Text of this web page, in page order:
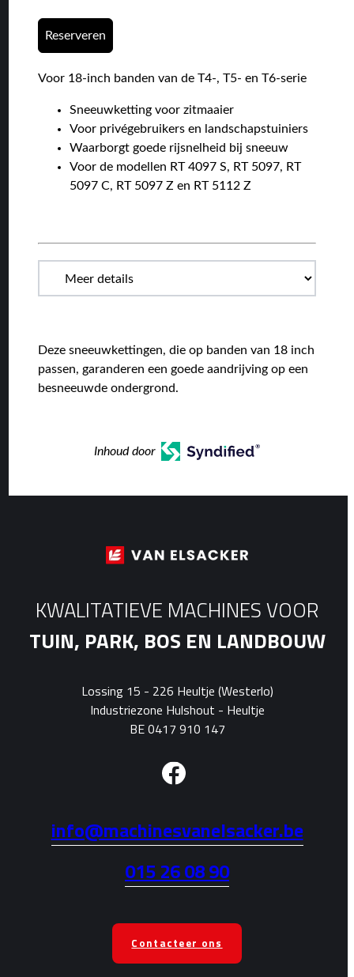
Reserveren
Voor 18-inch banden van de T4-, T5- en T6-serie
Sneeuwketting voor zitmaaier
Voor privégebruikers en landschapstuiniers
Waarborgt goede rijsnelheid bij sneeuw
Voor de modellen RT 4097 S, RT 5097, RT
5097 C, RT 5097 Z en RT 5112 Z
Deze sneeuwkettingen, die op banden van 18 inch
passen, garanderen een goede aandrijving op een
besneeuwde ondergrond.
Inhoud door
KWALITATIEVE MACHINES VOOR
TUIN, PARK, BOS EN LANDBOUW
Lossing 15 - 226 Heultje (Westerlo)
Industriezone Hulshout - Heultje
BE 0417 910 147
info@machinesvanelsacker.be
015 26 08 90
Contacteer ons